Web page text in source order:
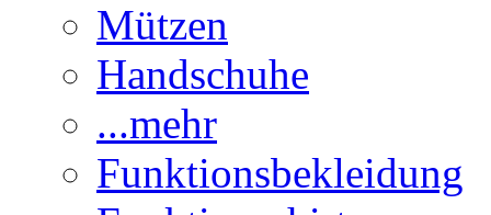
Mützen
Handschuhe
...mehr
Funktionsbekleidung